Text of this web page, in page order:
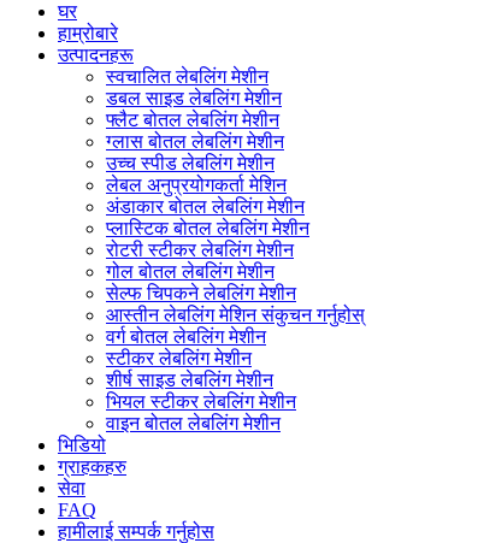
घर
हाम्रोबारे
उत्पादनहरू
स्वचालित लेबलिंग मेशीन
डबल साइड लेबलिंग मेशीन
फ्लैट बोतल लेबलिंग मेशीन
ग्लास बोतल लेबलिंग मेशीन
उच्च स्पीड लेबलिंग मेशीन
लेबल अनुप्रयोगकर्ता मेशिन
अंडाकार बोतल लेबलिंग मेशीन
प्लास्टिक बोतल लेबलिंग मेशीन
रोटरी स्टीकर लेबलिंग मेशीन
गोल बोतल लेबलिंग मेशीन
सेल्फ चिपकने लेबलिंग मेशीन
आस्तीन लेबलिंग मेशिन संकुचन गर्नुहोस्
वर्ग बोतल लेबलिंग मेशीन
स्टीकर लेबलिंग मेशीन
शीर्ष साइड लेबलिंग मेशीन
भियल स्टीकर लेबलिंग मेशीन
वाइन बोतल लेबलिंग मेशीन
भिडियो
ग्राहकहरु
सेवा
FAQ
हामीलाई सम्पर्क गर्नुहोस